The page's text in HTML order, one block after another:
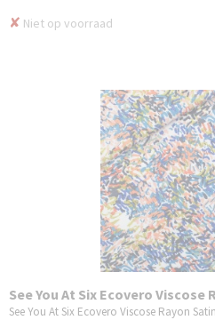
✘ Niet op voorraad
See You At Six Ecovero Viscose
See You At Six Ecovero Viscose Rayon